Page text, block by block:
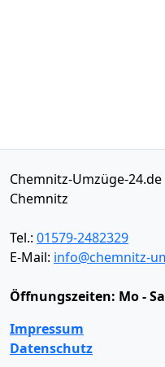
Chemnitz-Umzüge-24.de
Chemnitz
Tel.: 01579-2482329
E-Mail: info@chemnitz-
Öffnungszeiten: Mo -
Impressum
Datenschutz